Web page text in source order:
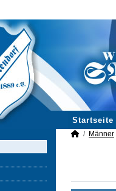
Startseite
Männer